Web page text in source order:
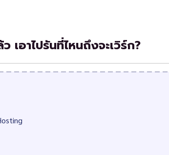
อาไปรันที่ไหนถึงจะเวิร์ก?